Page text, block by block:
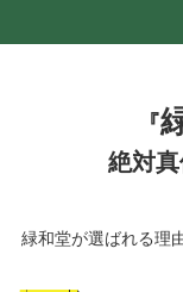
『
絶対
緑和堂が選ばれる理